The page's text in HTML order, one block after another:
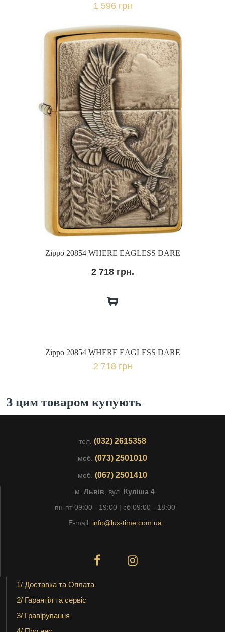
1 596 грн
Zippo 20854 WHERE EAGLESS DARE
2 718 грн.
Zippo 20854 WHERE EAGLESS DARE
2 718 грн
З цим товаром купують
тел. (032) 2615358
моб. (073) 2501010
моб. (067) 2501410
м. Львів , вул. Куліша 4
пн-пт 09:00 - 19:00 | сб 09:00 - 18:00
E-mail: info@lux-time.com.ua
1/ Доставка та Оплата
2/ Гарантія та сервіс
3/ Гравірування